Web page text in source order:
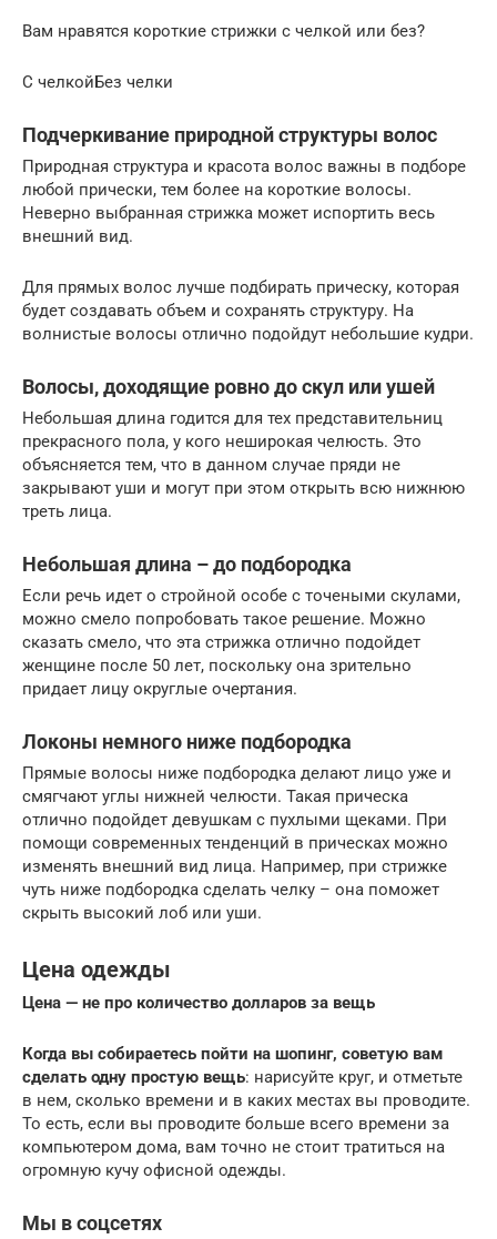
Вам нравятся короткие стрижки с челкой или без?
С челкойБез челки
Подчеркивание природной структуры волос
Природная структура и красота волос важны в подборе
любой прически, тем более на короткие волосы.
Неверно выбранная стрижка может испортить весь
внешний вид.
Для прямых волос лучше подбирать прическу, которая
будет создавать объем и сохранять структуру. На
волнистые волосы отлично подойдут небольшие кудри.
Волосы, доходящие ровно до скул или ушей
Небольшая длина годится для тех представительниц
прекрасного пола, у кого неширокая челюсть. Это
объясняется тем, что в данном случае пряди не
закрывают уши и могут при этом открыть всю нижнюю
треть лица.
Небольшая длина – до подбородка
Если речь идет о стройной особе с точеными скулами,
можно смело попробовать такое решение. Можно
сказать смело, что эта стрижка отлично подойдет
женщине после 50 лет, поскольку она зрительно
придает лицу округлые очертания.
Локоны немного ниже подбородка
Прямые волосы ниже подбородка делают лицо уже и
смягчают углы нижней челюсти. Такая прическа
отлично подойдет девушкам с пухлыми щеками. При
помощи современных тенденций в прическах можно
изменять внешний вид лица. Например, при стрижке
чуть ниже подбородка сделать челку – она поможет
скрыть высокий лоб или уши.
Цена одежды
Цена — не про количество долларов за вещь
Когда вы собираетесь пойти на шопинг, советую вам
сделать одну простую вещь: нарисуйте круг, и отметьте
в нем, сколько времени и в каких местах вы проводите.
То есть, если вы проводите больше всего времени за
компьютером дома, вам точно не стоит тратиться на
огромную кучу офисной одежды.
Мы в соцсетях